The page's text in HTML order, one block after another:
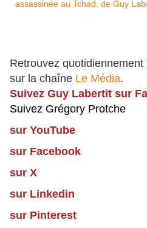
Retrouvez
sur la chaîne Le Média.
Suivez Guy Labertit sur
Suivez Grégory Protche
sur YouTube
sur Facebook
sur X
sur Linkedin
sur Pinterest